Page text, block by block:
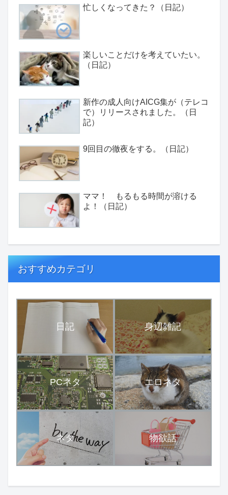
忙しくなってきた？（日記）
楽しいことだけを考えていたい。
（日記）
新作の成人向けAICG集が（テレコ
で）リリースされました。（日
記）
9回目の徹夜をする。（日記）
ママ！ もるもる時間が溶ける
よ！（日記）
おすすめカテゴリ
日記 身辺雑記
PCネタ エロネタ
ネタ 物欲話